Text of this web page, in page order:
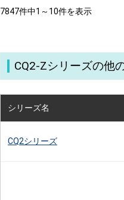
7847件中1～10件を表示
CQ2-Zシリーズの他
シリーズ名
CQ2シリーズ